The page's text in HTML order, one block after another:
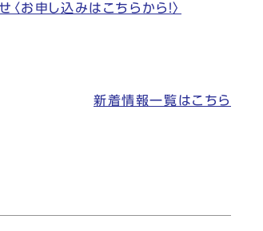
お申し込みはこちらから！〉
新着情報一覧はこちら